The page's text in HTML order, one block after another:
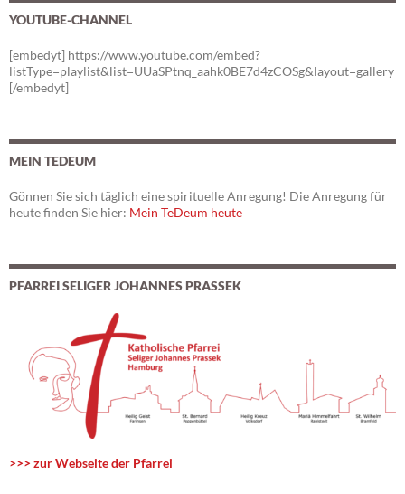
YOUTUBE-CHANNEL
[embedyt] https://www.youtube.com/embed?
listType=playlist&list=UUaSPtnq_aahk0BE7d4zCOSg&layout=gallery
[/embedyt]
MEIN TEDEUM
Gönnen Sie sich täglich eine spirituelle Anregung! Die Anregung für
heute finden Sie hier: Mein TeDeum heute
PFARREI SELIGER JOHANNES PRASSEK
>>> zur Webseite der Pfarrei